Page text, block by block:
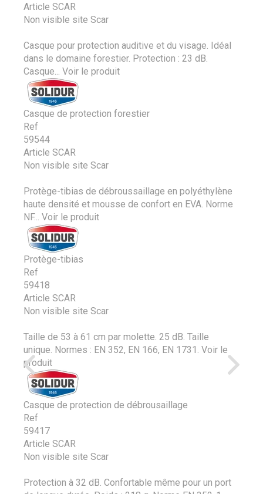
Article SCAR
Non visible site Scar
Casque pour protection auditive et du visage. Idéal
dans le domaine forestier. Protection : 23 dB.
Casque...
Voir le produit
Casque de protection forestier
Ref
59544
Article SCAR
Non visible site Scar
Protège-tibias de débroussaillage en polyéthylène
haute densité et mousse de confort en EVA. Norme
NF... Voir le produit
Protège-tibias
Ref
59418
Article SCAR
Non visible site Scar
Taille de 53 à 61 cm par molette. 25 dB. Taille
unique. Normes : EN 352, EN 166, EN 1731. Voir le
produit
Casque de protection de débrousaillage
Ref
59417
Article SCAR
Non visible site Scar
Protection à 32 dB. Confortable même pour un port